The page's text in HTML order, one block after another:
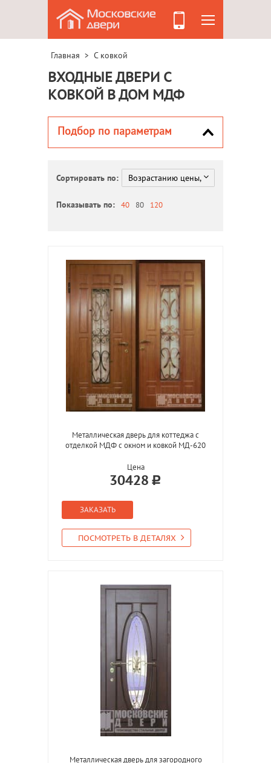
Главная > С ковкой
ВХОДНЫЕ ДВЕРИ С
КОВКОЙ В ДОМ МДФ
Подбор по параметрам
Сортировать по:
Показывать по: 40 80 120
Металлическая дверь для коттеджа с
отделкой МДФ с окном и ковкой МД-620
Цена
30428
ЗАКАЗАТЬ
ПОСМОТРЕТЬ В ДЕТАЛЯХ
Металлическая дверь для загородного